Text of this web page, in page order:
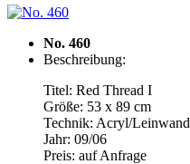
No. 460
Beschreibung:
Titel: Red Thread I
Größe: 53 x 89 cm
Technik: Acryl/Leinwand
Jahr: 09/06
Preis: auf Anfrage